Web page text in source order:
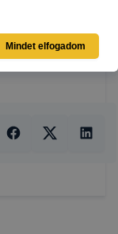
is
ösztöndíj a
Mindet elfogadom